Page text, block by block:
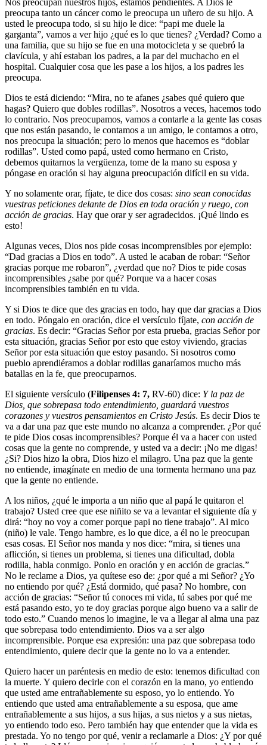
preocupa tanto un cáncer como le preocupa un uñero de su hijo. A
usted le preocupa todo, si su hijo le dice: “papi me duele la
garganta”, vamos a ver hijo ¿qué es lo que tienes? ¿Verdad? Como a
una familia, que su hijo se fue en una motocicleta y se quebró la
clavícula, y ahí estaban los padres, a la par del muchacho en el
hospital. Cualquier cosa que les pase a los hijos, a los padres les
preocupa.
Dios te está diciendo: “Mira, no te afanes ¿sabes qué quiero que
hagas? Quiero que dobles rodillas”. Nosotros a veces, hacemos todo
lo contrario. Nos preocupamos, vamos a contarle a la gente las cosas
que nos están pasando, le contamos a un amigo, le contamos a otro,
nos preocupa la situación; pero lo menos que hacemos es “doblar
rodillas”. Usted como papá, usted como hermano en Cristo,
debemos quitarnos la vergüenza, tome de la mano su esposa y
póngase en oración si hay alguna preocupación difícil en su vida.
Y no solamente orar, fíjate, te dice dos cosas: sino sean conocidas
vuestras peticiones delante de Dios en toda oración y ruego, con
acción de gracias. Hay que orar y ser agradecidos. ¡Qué lindo es
esto!
Algunas veces, Dios nos pide cosas incomprensibles por ejemplo:
“Dad gracias a Dios en todo”. A usted le acaban de robar: “Señor
gracias porque me robaron”, ¿verdad que no? Dios te pide cosas
incomprensibles ¿sabe por qué? Porque va a hacer cosas
incomprensibles también en tu vida.
Y si Dios te dice que des gracias en todo, hay que dar gracias a Dios
en todo. Póngalo en oración, dice el versículo fíjate, con acción de
gracias. Es decir: “Gracias Señor por esta prueba, gracias Señor por
esta situación, gracias Señor por esto que estoy viviendo, gracias
Señor por esta situación que estoy pasando. Si nosotros como
pueblo aprendiéramos a doblar rodillas ganaríamos mucho más
batallas en la fe, que preocuparnos.
El siguiente versículo (Filipenses 4: 7, RV-60) dice: Y la paz de
Dios, que sobrepasa todo entendimiento, guardará vuestros
corazones y vuestros pensamientos en Cristo Jesús. Es decir Dios te
va a dar una paz que este mundo no alcanza a comprender. ¿Por qué
te pide Dios cosas incomprensibles? Porque él va a hacer con usted
cosas que la gente no comprende, y usted va a decir: ¡No me digas!
¿Si? Dios hizo la obra, Dios hizo el milagro. Una paz que la gente
no entiende, imagínate en medio de una tormenta hermano una paz
que la gente no entiende.
A los niños, ¿qué le importa a un niño que al papá le quitaron el
trabajo? Usted cree que ese niñito se va a levantar el siguiente día y
dirá: “hoy no voy a comer porque papi no tiene trabajo”. Al mico
(niño) le vale. Tengo hambre, es lo que dice, a él no le preocupan
esas cosas. El Señor nos manda y nos dice: “mira, si tienes una
aflicción, si tienes un problema, si tienes una dificultad, dobla
rodilla, habla conmigo. Ponlo en oración y en acción de gracias.”
No le reclame a Dios, ya quítese eso de: ¿por qué a mi Señor? ¿Yo
no entiendo por qué? ¿Está dormido, qué pasa? No hombre, con
acción de gracias: “Señor tú conoces mi vida, tú sabes por qué me
está pasando esto, yo te doy gracias porque algo bueno va a salir de
todo esto.” Cuando menos lo imagine, le va a llegar al alma una paz
que sobrepasa todo entendimiento. Dios va a ser algo
incomprensible. Porque esa expresión: una paz que sobrepasa todo
entendimiento, quiere decir que la gente no lo va a entender.
Quiero hacer un paréntesis en medio de esto: tenemos dificultad con
la muerte. Y quiero decirle con el corazón en la mano, yo entiendo
que usted ame entrañablemente su esposo, yo lo entiendo. Yo
entiendo que usted ama entrañablemente a su esposa, que ame
entrañablemente a sus hijos, a sus hijas, a sus nietos y a sus nietas,
yo entiendo todo eso. Pero también hay que entender que la vida es
prestada. Yo no tengo por qué, venir a reclamarle a Dios: ¿Y por qué